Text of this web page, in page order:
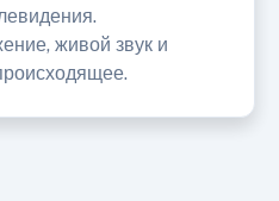
живой звук и